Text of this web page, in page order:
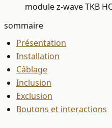
module z-wave TKB
sommaire
Présentation
Installation
Câblage
Inclusion
Exclusion
Boutons et interactions